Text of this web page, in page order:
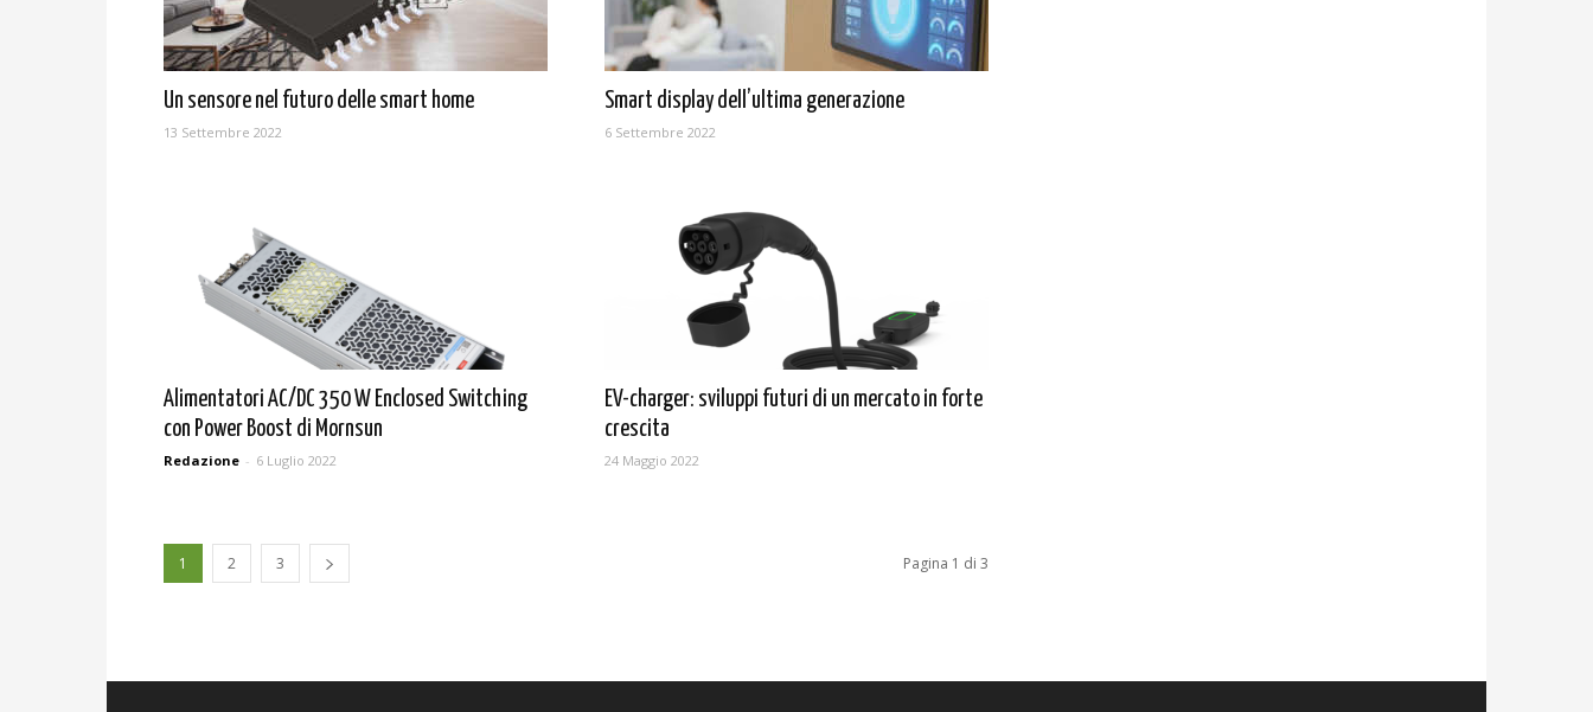
Un sensore nel futuro delle smart home
13 Settembre 2022
Smart display dell’ultima generazione
6 Settembre 2022
Alimentatori AC/DC 350 W Enclosed Switching
con Power Boost di Mornsun
Redazione - 6 Luglio 2022
EV-charger: sviluppi futuri di un mercato in forte
crescita
24 Maggio 2022
1 2 3 Pagina 1 di 3